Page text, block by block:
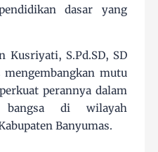
dasar yang
Kusriyati, S.Pd.SD, SD
mutu
perannya dalam
bangsa di wilayah
Banyumas.